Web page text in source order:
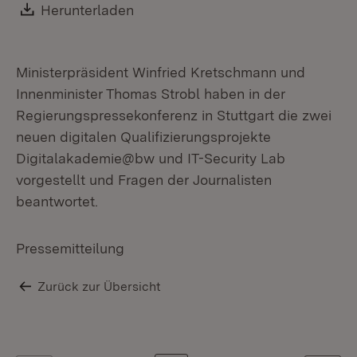
Download:
Herunterladen
Ministerpräsident Winfried Kretschmann und
Innenminister Thomas Strobl haben in der
Regierungspressekonferenz in Stuttgart die zwei
neuen digitalen Qualifizierungsprojekte
Digitalakademie@bw und IT-Security Lab
vorgestellt und Fragen der Journalisten
beantwortet.
Pressemitteilung
Zurück zur Übersicht